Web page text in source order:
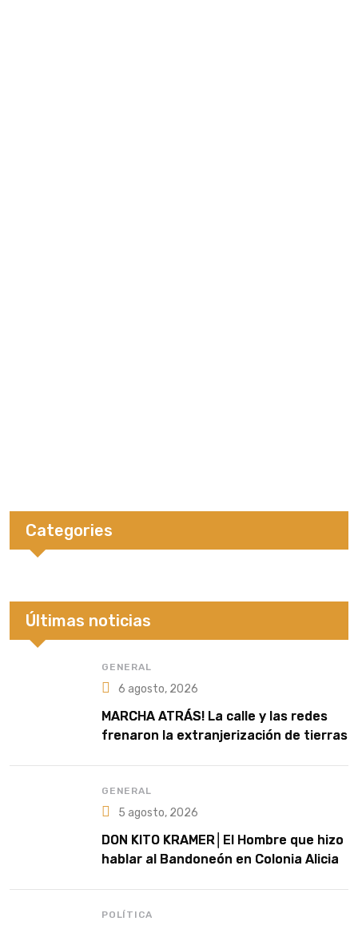
Categories
Últimas noticias
GENERAL
6 agosto, 2026
MARCHA ATRÁS! La calle y las redes
frenaron la extranjerización de tierras
GENERAL
5 agosto, 2026
DON KITO KRAMER│El Hombre que hizo
hablar al Bandoneón en Colonia Alicia
POLÍTICA